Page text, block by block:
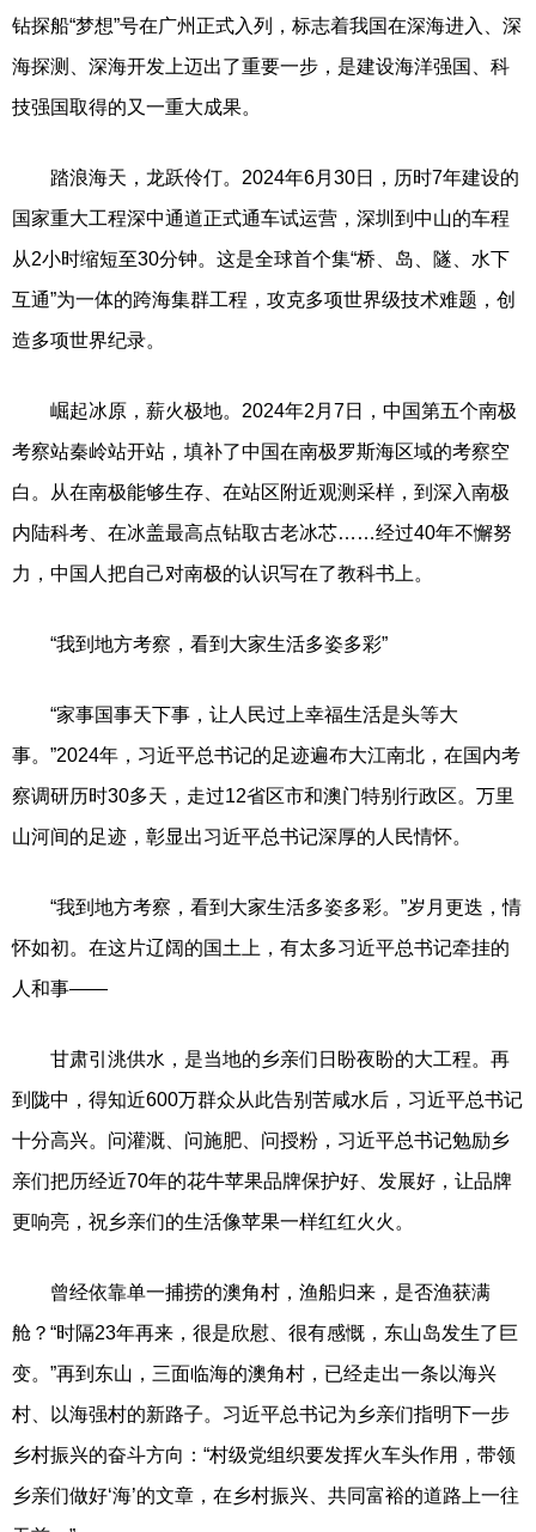
钻探船“梦想”号在广州正式入列，标志着我国在深海进入、深
海探测、深海开发上迈出了重要一步，是建设海洋强国、科
技强国取得的又一重大成果。
踏浪海天，龙跃伶仃。2024年6月30日，历时7年建设的
国家重大工程深中通道正式通车试运营，深圳到中山的车程
从2小时缩短至30分钟。这是全球首个集“桥、岛、隧、水下
互通”为一体的跨海集群工程，攻克多项世界级技术难题，创
造多项世界纪录。
崛起冰原，薪火极地。2024年2月7日，中国第五个南极
考察站秦岭站开站，填补了中国在南极罗斯海区域的考察空
白。从在南极能够生存、在站区附近观测采样，到深入南极
内陆科考、在冰盖最高点钻取古老冰芯……经过40年不懈努
力，中国人把自己对南极的认识写在了教科书上。
“我到地方考察，看到大家生活多姿多彩”
“家事国事天下事，让人民过上幸福生活是头等大
事。”2024年，习近平总书记的足迹遍布大江南北，在国内考
察调研历时30多天，走过12省区市和澳门特别行政区。万里
山河间的足迹，彰显出习近平总书记深厚的人民情怀。
“我到地方考察，看到大家生活多姿多彩。”岁月更迭，情
怀如初。在这片辽阔的国土上，有太多习近平总书记牵挂的
人和事——
甘肃引洮供水，是当地的乡亲们日盼夜盼的大工程。再
到陇中，得知近600万群众从此告别苦咸水后，习近平总书记
十分高兴。问灌溉、问施肥、问授粉，习近平总书记勉励乡
亲们把历经近70年的花牛苹果品牌保护好、发展好，让品牌
更响亮，祝乡亲们的生活像苹果一样红红火火。
曾经依靠单一捕捞的澳角村，渔船归来，是否渔获满
舱？“时隔23年再来，很是欣慰、很有感慨，东山岛发生了巨
变。”再到东山，三面临海的澳角村，已经走出一条以海兴
村、以海强村的新路子。习近平总书记为乡亲们指明下一步
乡村振兴的奋斗方向：“村级党组织要发挥火车头作用，带领
乡亲们做好‘海’的文章，在乡村振兴、共同富裕的道路上一往